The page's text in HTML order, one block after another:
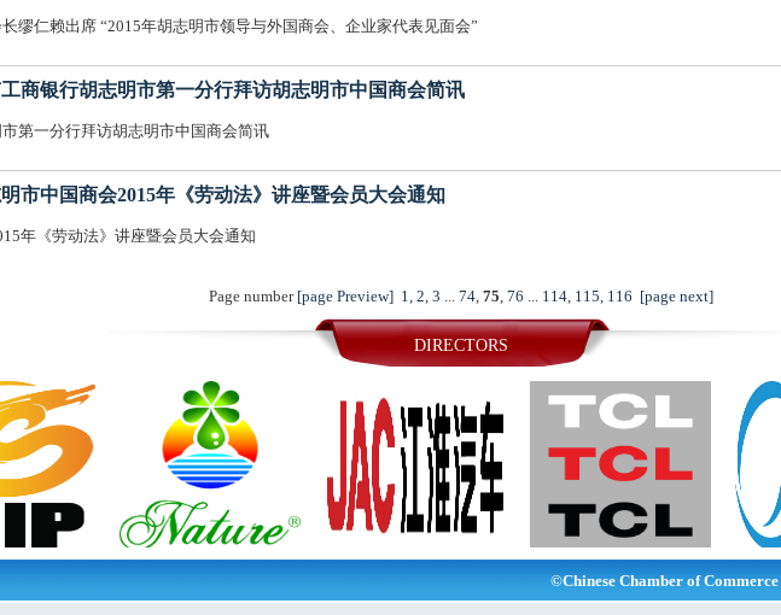
缪仁赖出席 “2015年胡志明市领导与外国商会、企业家代表见面会”
工商银行胡志明市第一分行拜访胡志明市中国商会简讯
第一分行拜访胡志明市中国商会简讯
明市中国商会2015年《劳动法》讲座暨会员大会通知
年《劳动法》讲座暨会员大会通知
Page number [page Preview] 1, 2, 3 ... 74, 75, 76 ... 114, 115, 116 [page next]
DIRECTORS
©Chinese Chamber of